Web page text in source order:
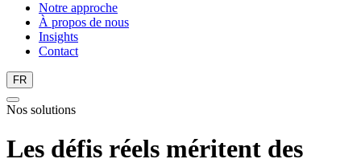
Notre approche
À propos de nous
Insights
Contact
FR
Nos solutions
Les défis réels méritent des